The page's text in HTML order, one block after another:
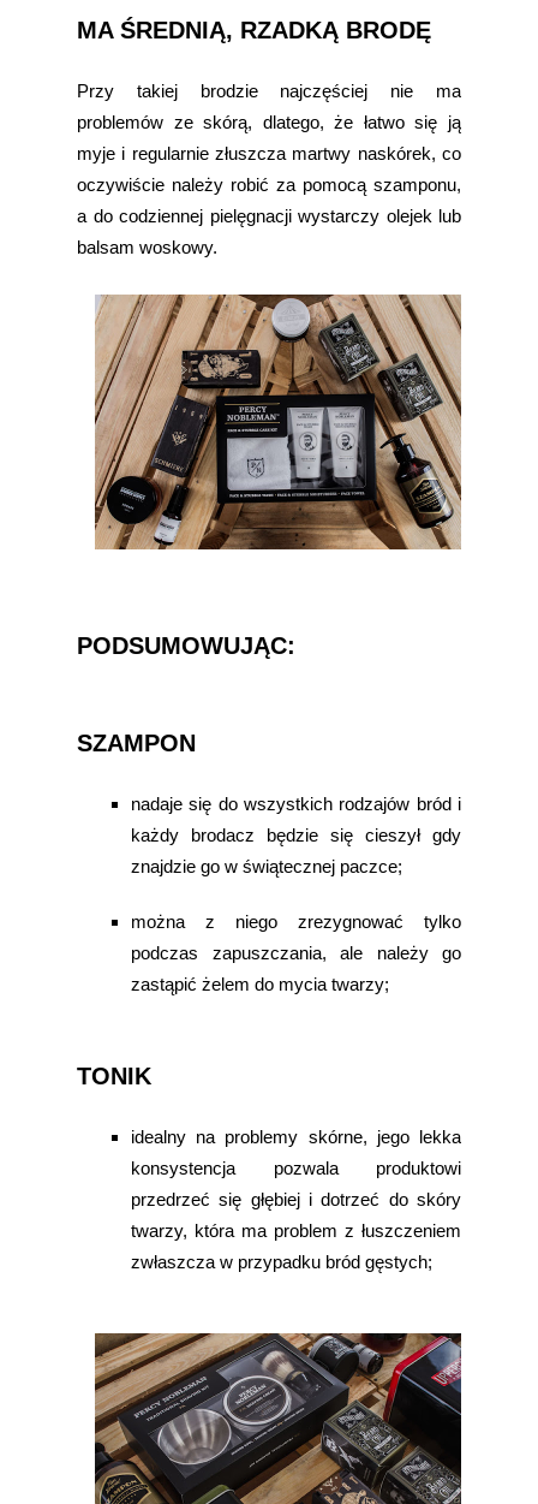
MA ŚREDNIĄ, RZADKĄ BRODĘ
Przy takiej brodzie najczęściej nie ma
problemów ze skórą, dlatego, że łatwo się ją
myje i regularnie złuszcza martwy naskórek, co
oczywiście należy robić za pomocą szamponu,
a do codziennej pielęgnacji wystarczy olejek lub
balsam woskowy.
PODSUMOWUJĄC:
SZAMPON
nadaje się do wszystkich rodzajów bród i
każdy brodacz będzie się cieszył gdy
znajdzie go w świątecznej paczce;
można z niego zrezygnować tylko
podczas zapuszczania, ale należy go
zastąpić żelem do mycia twarzy;
TONIK
idealny na problemy skórne, jego lekka
konsystencja pozwala produktowi
przedrzeć się głębiej i dotrzeć do skóry
twarzy, która ma problem z łuszczeniem
zwłaszcza w przypadku bród gęstych;